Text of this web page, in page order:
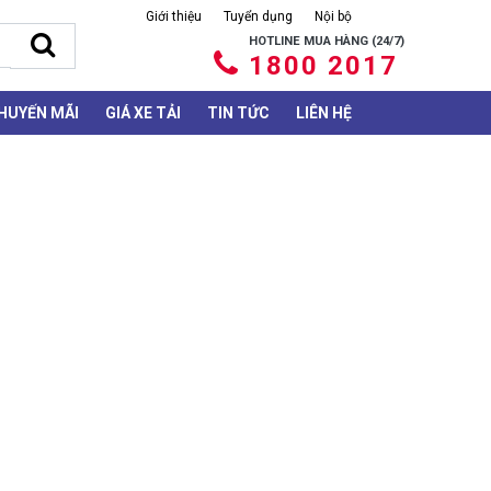
Giới thiệu Tuyển dụng Nội bộ
HOTLINE MUA HÀNG (24/7)
1800 2017
MÃI GIÁ XE TẢI TIN TỨC LIÊN HỆ